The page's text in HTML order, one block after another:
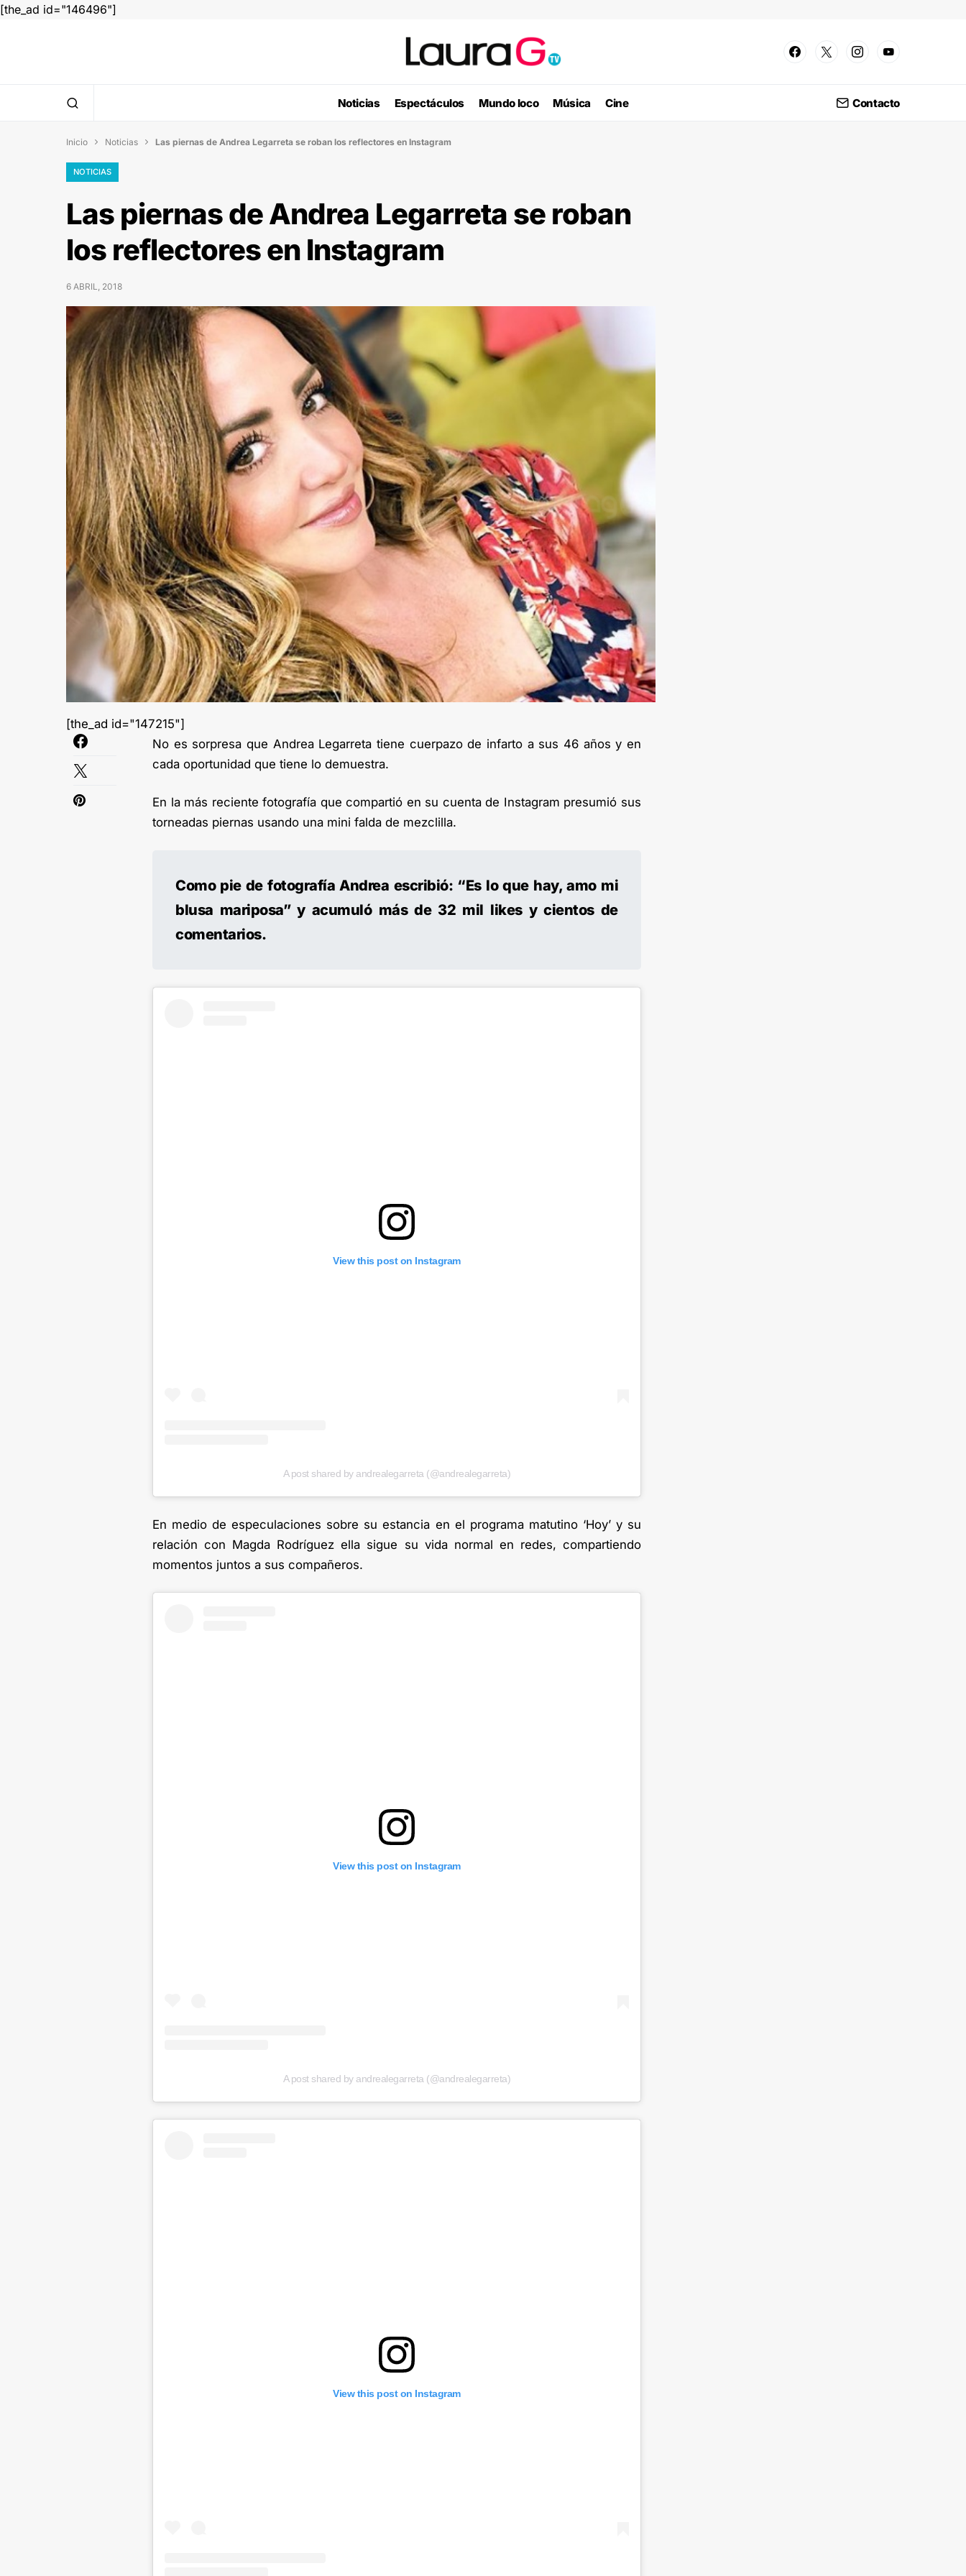
[the_ad id="146496"]
Noticias Espectáculos Mundo loco Música Cine Contacto
Inicio  Noticias  Las piernas de Andrea Legarreta se roban los reflectores en Instagram
NOTICIAS
Las piernas de Andrea Legarreta se roban
los reflectores en Instagram
6 ABRIL, 2018
[the_ad id="147215"]
No es sorpresa que Andrea Legarreta tiene cuerpazo de infarto a sus 46 años y en
cada oportunidad que tiene lo demuestra.
En la más reciente fotografía que compartió en su cuenta de Instagram presumió sus
torneadas piernas usando una mini falda de mezclilla.
Como pie de fotografía Andrea escribió: “Es lo que hay, amo mi
blusa mariposa” y acumuló más de 32 mil likes y cientos de
comentarios.
View this post on Instagram
A post shared by andrealegarreta (@andrealegarreta)
En medio de especulaciones sobre su estancia en el programa matutino ‘Hoy’ y su
relación con Magda Rodríguez ella sigue su vida normal en redes, compartiendo
momentos juntos a sus compañeros.
View this post on Instagram
A post shared by andrealegarreta (@andrealegarreta)
View this post on Instagram